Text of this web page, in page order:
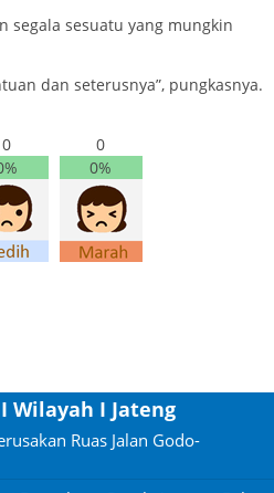
segala sesuatu yang mungkin
dan seterusnya”, pungkasnya.
0
0
0%
Wilayah I Jateng
Ruas Jalan Godo-